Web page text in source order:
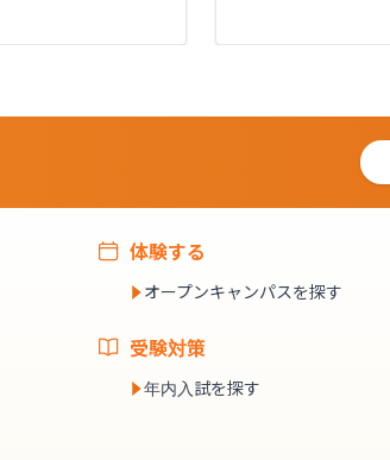
体験する
オープンキャンパスを探す
受験対策
年内入試を探す